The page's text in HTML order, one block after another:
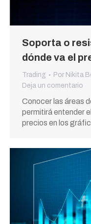
Soporta o
dónde va el
Trading Por Nikita
Deja un comentario
Conocer las áreas
permitirá entender
precios en los